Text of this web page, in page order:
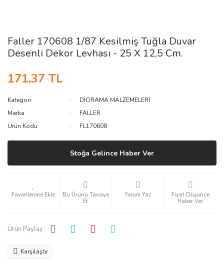
Faller 170608 1/87 Kesilmiş Tuğla Duvar
Desenli Dekor Levhası - 25 X 12,5 Cm.
171,37 TL
Kategori
DİORAMA MALZEMELERİ
Marka
FALLER
Ürün Kodu
FL170608
Stoğa Gelince Haber Ver
Bu Ürünü Tavsiye
Et
Yorum Yaz
Fiyat Düşünce
Haber Ver
Ürün Paylaş :
Karşılaştır